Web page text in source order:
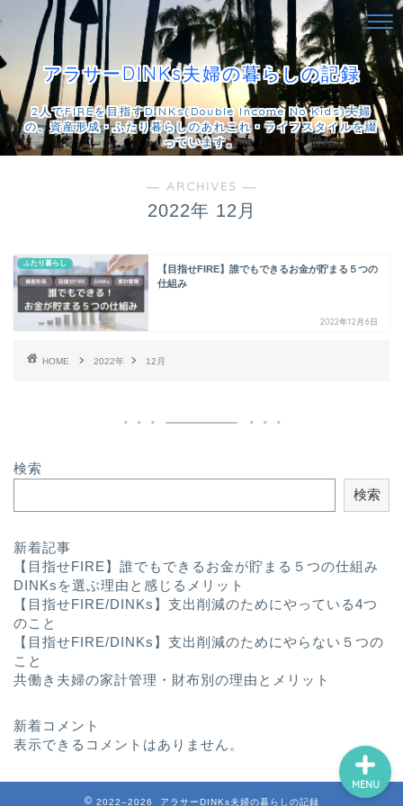
アラサーDINKs夫婦の暮らしの記録
2人でFIREを目指すDINKs(Double Income No Kids)夫婦
の、資産形成・ふたり暮らしのあれこれ・ライフスタイルを綴
っています。
― ARCHIVES ―
2022年 12月
ふたり暮らし
【目指せFIRE】誰でもできるお金が貯まる５つの
仕組み
2022年12月6日
HOME 2022年 12月
検索
検索
新着記事
【目指せFIRE】誰でもできるお金が貯まる５つの仕組み
DINKsを選ぶ理由と感じるメリット
【目指せFIRE/DINKs】支出削減のためにやっている4つ
のこと
【目指せFIRE/DINKs】支出削減のためにやらない５つの
こと
共働き夫婦の家計管理・財布別の理由とメリット
新着コメント
表示できるコメントはありません。
2022–2026 アラサーDINKs夫婦の暮らしの記録
MENU
ライフハック
ふたり暮らし